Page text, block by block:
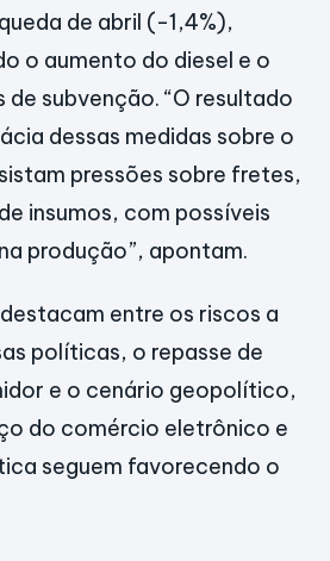
de abril (-1,4%),
o aumento do diesel e o
subvenção. “O resultado
dessas medidas sobre o
pressões sobre fretes,
insumos, com possíveis
produção”, apontam.
entre os riscos a
políticas, o repasse de
e o cenário geopolítico,
do comércio eletrônico e
seguem favorecendo o